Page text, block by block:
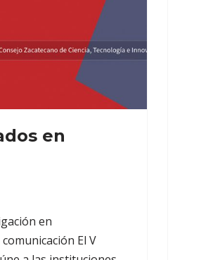
en
en
El V